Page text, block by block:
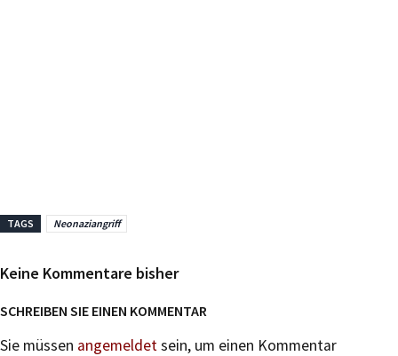
TAGS Neonaziangriff
Keine Kommentare bisher
SCHREIBEN SIE EINEN KOMMENTAR
Sie müssen angemeldetsein, um einen Kommentar